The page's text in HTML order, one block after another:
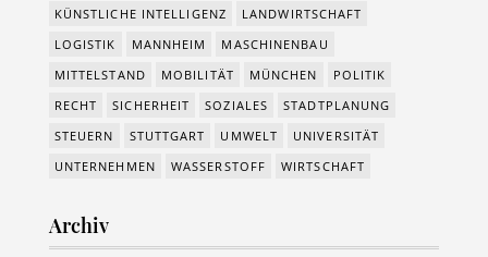
KÜNSTLICHE INTELLIGENZ
LANDWIRTSCHAFT
LOGISTIK
MANNHEIM
MASCHINENBAU
MITTELSTAND
MOBILITÄT MÜNCHEN
POLITIK
RECHT
SICHERHEIT SOZIALES
STADTPLANUNG
STEUERN
STUTTGART UMWELT
UNIVERSITÄT
UNTERNEHMEN
WASSERSTOFF WIRTSCHAFT
Archiv